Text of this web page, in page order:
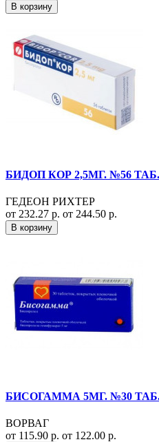
В корзину
БИДОП КОР 2,5МГ. №56
ГЕДЕОН РИХТЕР
от 232.27 р. от 244.50 р.
В корзину
БИСОГАММА 5МГ. №30
ВОРВАГ
от 115.90 р. от 122.00 р.